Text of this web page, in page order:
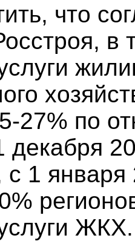
что
в
27% по
с 1 января
ЖКХ.